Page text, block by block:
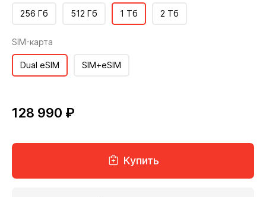
1 Тб
256 Гб 512 Гб 2 Тб
SIM-карта
Dual eSIM SIM+eSIM
128 990 ₽
Купить